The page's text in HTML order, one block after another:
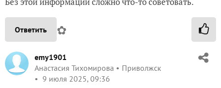
Ответить ✿
emy1901
Анастасия Тихомирова
Приволжск
9 июля 2025, 09:36